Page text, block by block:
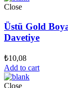
Close
Üstü Gold
Davetiye
₺10,08
Add to cart
Close